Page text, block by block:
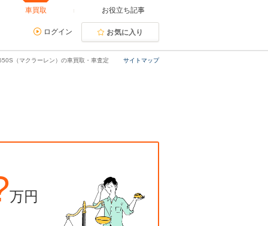
車買取 お役立ち記事
ログイン お気に入り
サイトマップ
（マクラーレン）の車買取・車査定
万円